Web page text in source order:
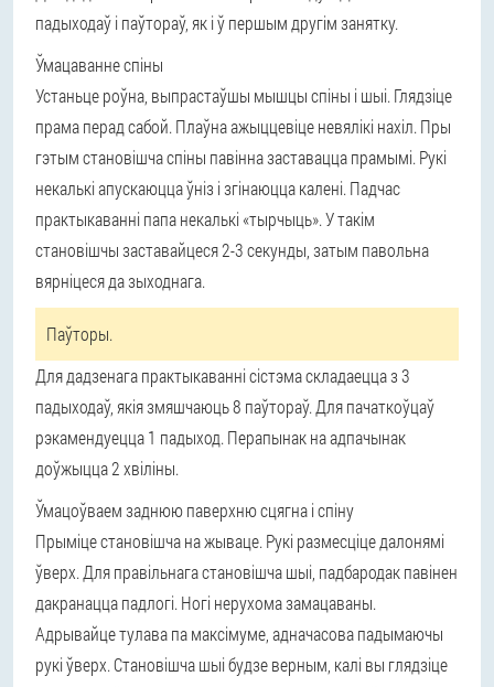
падыходаў і паўтораў, як і ў першым другім занятку.
Ўмацаванне спіны
Устаньце роўна, выпрастаўшы мышцы спіны і шыі. Глядзіце
прама перад сабой. Плаўна ажыццевіце невялікі нахіл. Пры
гэтым становішча спіны павінна заставацца прамымі. Рукі
некалькі апускаюцца ўніз і згінаюцца калені. Падчас
практыкаванні папа некалькі «тырчыць». У такім
становішчы заставайцеся 2-3 секунды, затым павольна
вярніцеся да зыходнага.
Паўторы.
Для дадзенага практыкаванні сістэма складаецца з 3
падыходаў, якія змяшчаюць 8 паўтораў. Для пачаткоўцаў
рэкамендуецца 1 падыход. Перапынак на адпачынак
доўжыцца 2 хвіліны.
Ўмацоўваем заднюю паверхню сцягна і спіну
Прыміце становішча на жываце. Рукі размесціце далонямі
ўверх. Для правільнага становішча шыі, падбародак павінен
дакранацца падлогі. Ногі нерухома замацаваны.
Адрывайце тулава па максімуме, адначасова падымаючы
рукі ўверх. Становішча шыі будзе верным, калі вы глядзіце